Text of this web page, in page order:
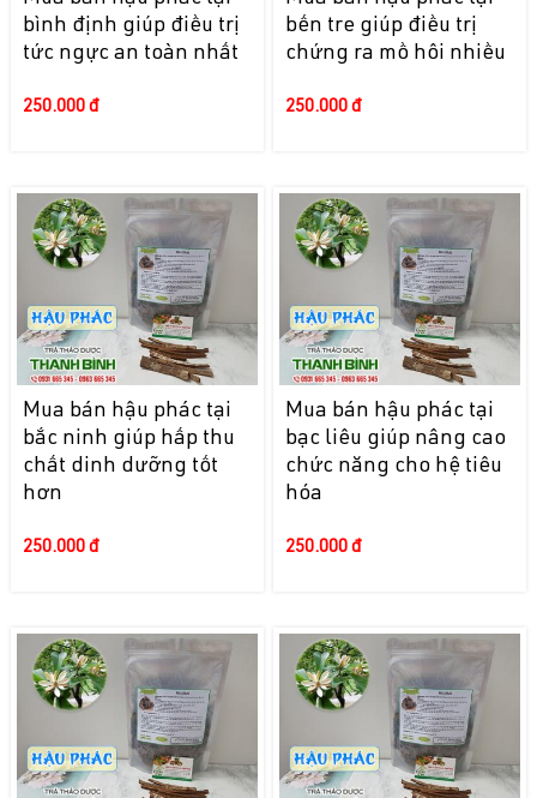
bình định giúp điều trị
tức ngực an toàn nhất
250.000 đ
bến tre giúp điều trị
chứng ra mồ hôi nhiều
250.000 đ
Mua bán hậu phác tại
bắc ninh giúp hấp thu
chất dinh dưỡng tốt
hơn
250.000 đ
Mua bán hậu phác tại
bạc liêu giúp nâng cao
chức năng cho hệ tiêu
hóa
250.000 đ